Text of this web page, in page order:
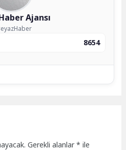
Ajansı
8654
Gerekli alanlar* ile